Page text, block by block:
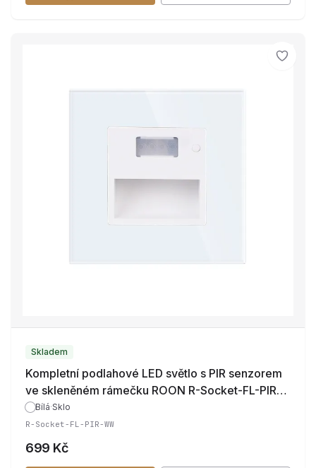
Skladem
Kompletní podlahové LED světlo s PIR senzorem
ve skleněném rámečku ROON R-Socket-FL-PIR-
WW
Bílá·Sklo
R-Socket-FL-PIR-WW
699 Kč